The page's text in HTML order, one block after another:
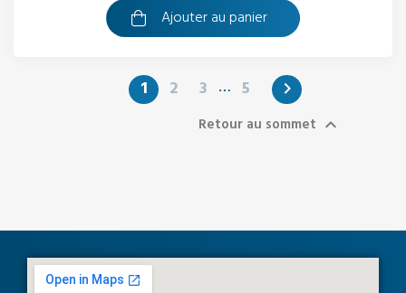
Ajouter au panier
1 2 3 … 5

Retour au sommet 